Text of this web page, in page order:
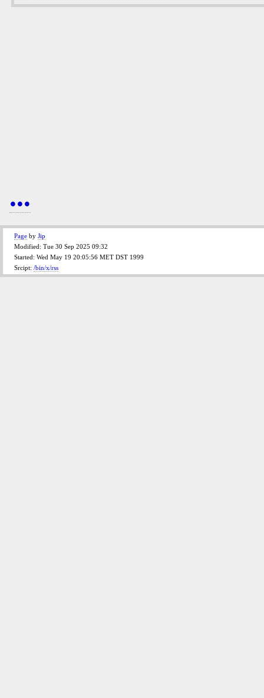
...
Page by Jip
Modified: Tue 30 Sep 2025 09:32
Started: Wed May 19 20:05:56 MET DST 1999
Srcipt: /bin/x/rss